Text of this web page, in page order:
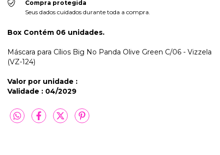
Compra protegida
Seus dados cuidados durante toda a compra.
Box Contém 06 unidades.
Máscara para Cílios Big No Panda Olive Green C/06 - Vizzela
(VZ-124)
Valor por unidade :
Validade : 04/2029